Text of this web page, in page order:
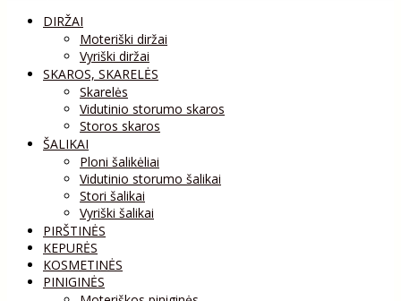
DIRŽAI
Moteriški diržai
Vyriški diržai
SKAROS, SKARELĖS
Skarelės
Vidutinio storumo skaros
Storos skaros
ŠALIKAI
Ploni šalikėliai
Vidutinio storumo šalikai
Stori šalikai
Vyriški šalikai
PIRŠTINĖS
KEPURĖS
KOSMETINĖS
PINIGINĖS